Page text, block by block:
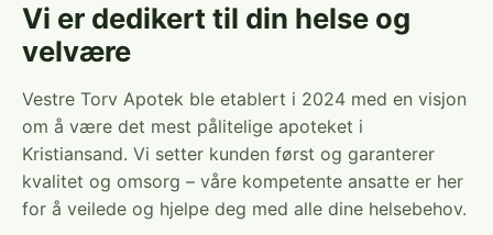
Vi er dedikert til din helse og
velvære
Vestre Torv Apotek ble etablert i 2024 med en visjon
om å være det mest pålitelige apoteket i
Kristiansand. Vi setter kunden først og garanterer
kvalitet og omsorg – våre kompetente ansatte er her
for å veilede og hjelpe deg med alle dine helsebehov.